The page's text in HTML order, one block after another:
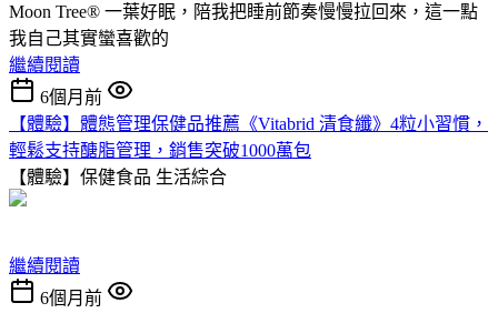
Moon Tree® 一葉好眠，陪我把睡前節奏慢慢拉回來，這一點
我自己其實蠻喜歡的
繼續閱讀
6個月前
【體驗】體態管理保健品推薦《Vitabrid 清食纖》4粒小習慣，
輕鬆支持醣脂管理，銷售突破1000萬包
【體驗】保健食品 生活綜合
繼續閱讀
6個月前